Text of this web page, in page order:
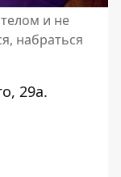
и не
набраться
29а.